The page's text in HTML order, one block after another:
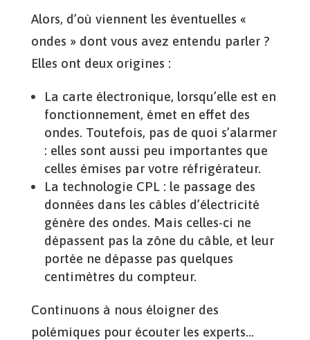
Alors, d’où viennent les éventuelles «
ondes » dont vous avez entendu parler ?
Elles ont deux origines :
La carte électronique, lorsqu’elle est en
fonctionnement, émet en effet des
ondes. Toutefois, pas de quoi s’alarmer
: elles sont aussi peu importantes que
celles émises par votre réfrigérateur.
La technologie CPL : le passage des
données dans les câbles d’électricité
génère des ondes. Mais celles-ci ne
dépassent pas la zône du câble, et leur
portée ne dépasse pas quelques
centimètres du compteur.
Continuons à nous éloigner des
polémiques pour écouter les experts…